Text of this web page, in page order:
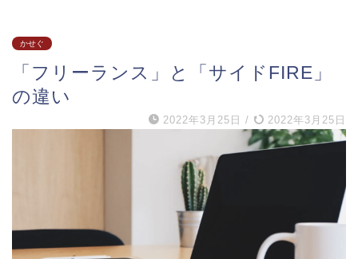
かせぐ
「フリーランス」と「サイドFIRE」
の違い
2022年3月25日 / 2022年3月25日